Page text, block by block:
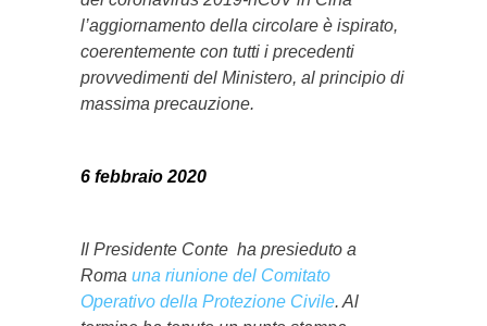
l’aggiornamento della circolare è ispirato,
coerentemente con tutti i precedenti
provvedimenti del Ministero, al principio di
massima precauzione.
6 febbraio 2020
Il Presidente Conte ha presieduto a
Roma una riunione del Comitato
Operativo della Protezione Civile. Al